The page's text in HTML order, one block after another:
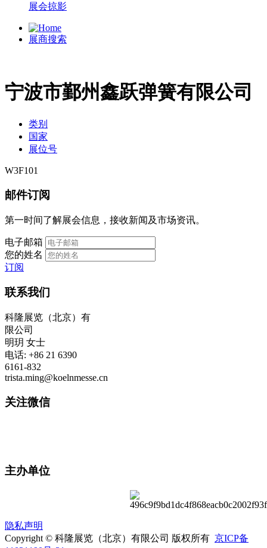
展会掠影
展商搜索
宁波市鄞州鑫跃弹簧有限公司
类别
国家
展位号
W3F101
邮件订阅
第一时间了解展会信息，接收新闻及市场资讯。
电子邮箱
您的姓名
订阅
联系我们
科隆展览（北京）有
限公司
明玥 女士
电话: +86 21 6390
6161-832
trista.ming@koelnmesse.cn
关注微信
主办单位
隐私声明
Copyright © 科隆展览（北京）有限公司 版权所有 京ICP备